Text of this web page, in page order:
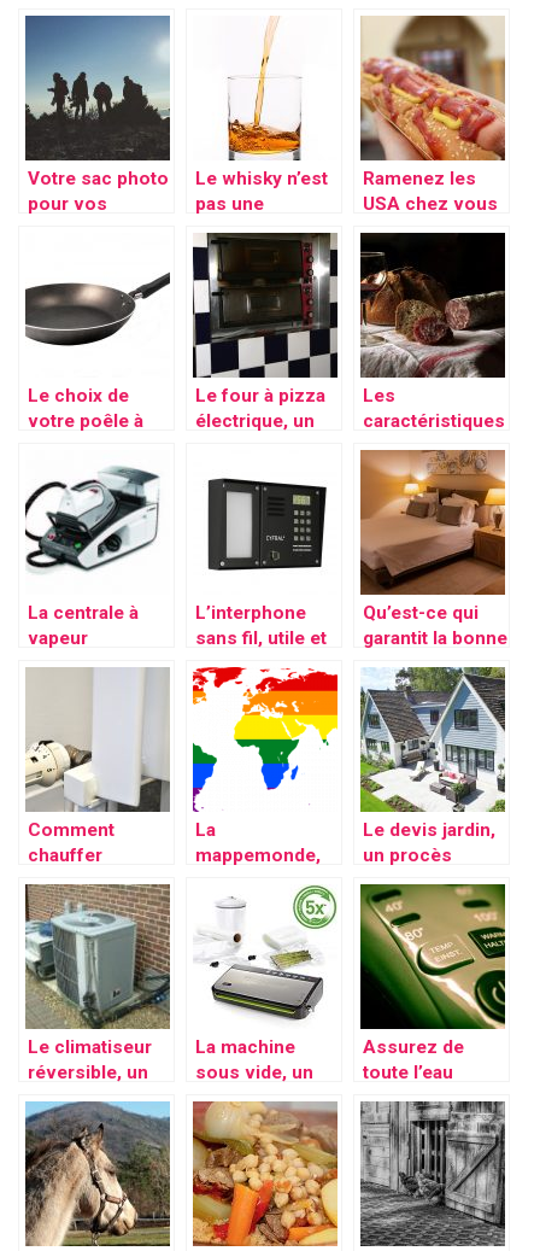
grâc au
professionnel
nettoyeurs
enfants?
Votre sac photo
pour vos
Le whisky n’est
pas une
boisson comme
les autres
Ramenez les
USA chez vous
grâce à la
machine à Hot
Dog
Le choix de
votre poêle à
suivez le lien
Le four à pizza
électrique, un
pour la cuisson
des pizza
Les
caractéristiques
du verre à vin
rouge
La centrale à
vapeur
professionnelle,
repassage
d’excellence
L’interphone
sans fil, utile et
simple à
installer
Qu’est-ce qui
garantit la bonne
qualité du
sommeil ? Nous
vous disons
tout
Comment
chauffer
suffisamment
un domicile tout
en économisant
de l’énergie?
La
mappemonde,
une déco qui
vous rapproche
du monde
Le devis jardin,
un procès
indispensable
pour une
meilleure
réalisation de
votre jardin
Le climatiseur
réversible, un
appareil adapté
pour la lutte de
certaines
températures
La machine
sous vide, un
excellent moyen
de conservation
la nature de vos
aliments
Assurez de
toute l’eau
chaude avec
des chauffe-eau
de qualité